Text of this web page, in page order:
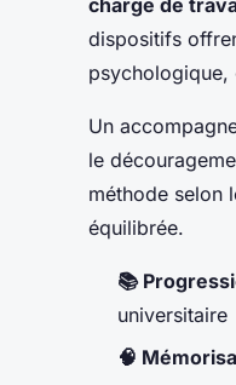
charge de
dispositifs
psychologique,
Un
le
méthode selon
équilibrée.
📚
universitaire
🧠